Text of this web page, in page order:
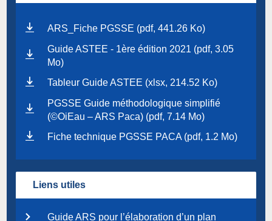
ARS_Fiche PGSSE (pdf, 441.26 Ko)
Guide ASTEE - 1ère édition 2021 (pdf, 3.05
Mo)
Tableur Guide ASTEE (xlsx, 214.52 Ko)
PGSSE Guide méthodologique simplifié
(©OiEau – ARS Paca) (pdf, 7.14 Mo)
Fiche technique PGSSE PACA (pdf, 1.2 Mo)
Liens utiles
Guide ARS pour l’élaboration d’un plan